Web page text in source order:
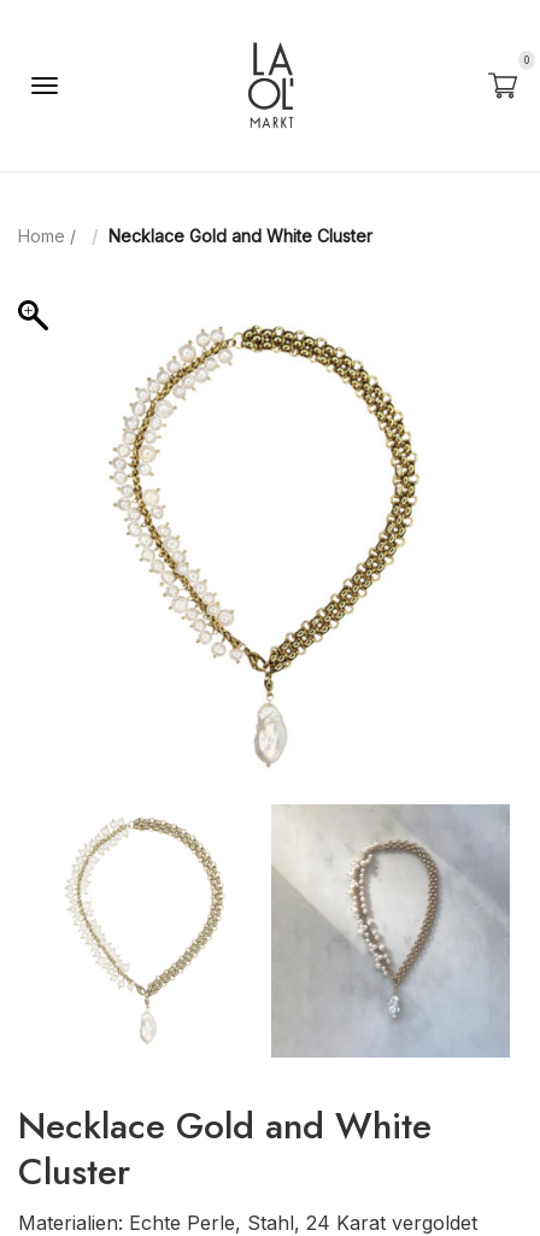
0
Home / Necklace Gold and White Cluster
Necklace Gold and White
Cluster
Materialien: Echte Perle, Stahl, 24 Karat vergoldet